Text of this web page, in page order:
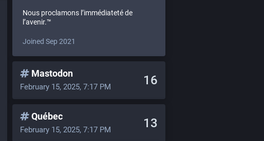
Nous proclamons l’immédiateté de
l’avenir.™
Joined Sep 2021
Mastodon
February 15, 2025, 7:17 PM 16
Québec
February 15, 2025, 7:17 PM 13